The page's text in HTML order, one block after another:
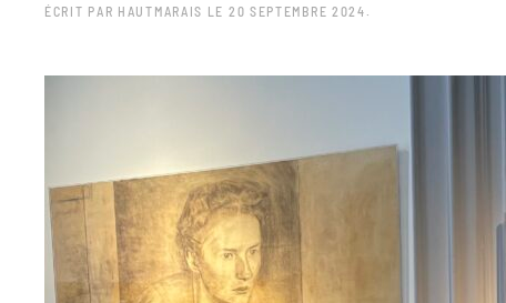
ÉCRIT PAR HAUTMARAIS LE 20 SEPTEMBRE 2024 .